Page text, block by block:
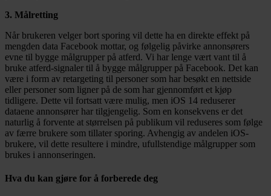
3. Målretting
Når brukeren velger bort sporing vil dette ha en direkte effekt på
mengden data Facebook mottar, og følgelig påvirke annonsørers
evne til bygge målgrupper på atferd. Vi har lenge vært vant til å
bruke atferd-signaler til å bygge målgrupper på Facebook. Det kan
være i form av retargeting til personer som har besøkt en nettside
eller personer som ligner på de som har gjennomført et kjøp
tidligere. Dette vil fortsatt være mulig, men iOS 14 reduserer
dataene annonsører har tilgjengelig. Som en konsekvens er det
naturlig å forvente at størrelsen på publikum vil reduseres som følge
av færre brukere som tillater sporing. Avhengig av andelen iOS-
brukere, vil dette resultere i mindre, ufullstendige målgrupper som
brukes i annonseringen.
Hva du kan gjøre for å forberede deg